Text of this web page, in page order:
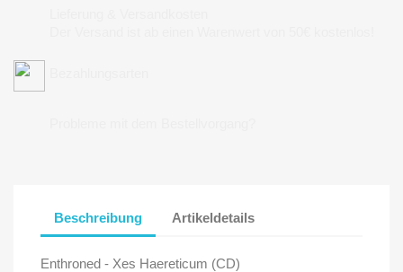
Beschreibung Artikeldetails
Enthroned - Xes Haereticum (CD)